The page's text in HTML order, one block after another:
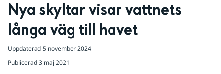
Nya skyltar visar vattnets
långa väg till havet
Uppdaterad 5 november 2024
Publicerad 3 maj 2021